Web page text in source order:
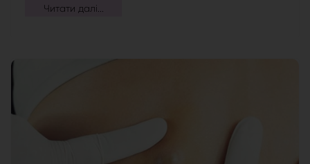
Читати далі...